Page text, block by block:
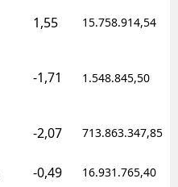
1,55 15.758.914,54
-1,71 1.548.845,50
-2,07 713.863.347,85
-0,49 16.931.765,40